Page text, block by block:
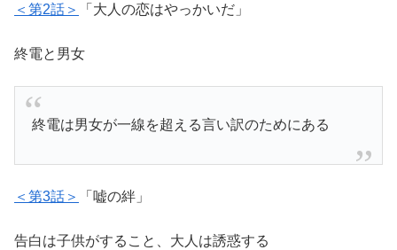
＜第2話＞ 「大人の恋はやっかいだ」
終電と男女
終電は男女が一線を超える言い訳のためにある
＜第3話＞ 「嘘の絆」
告白は子供がすること、大人は誘惑する